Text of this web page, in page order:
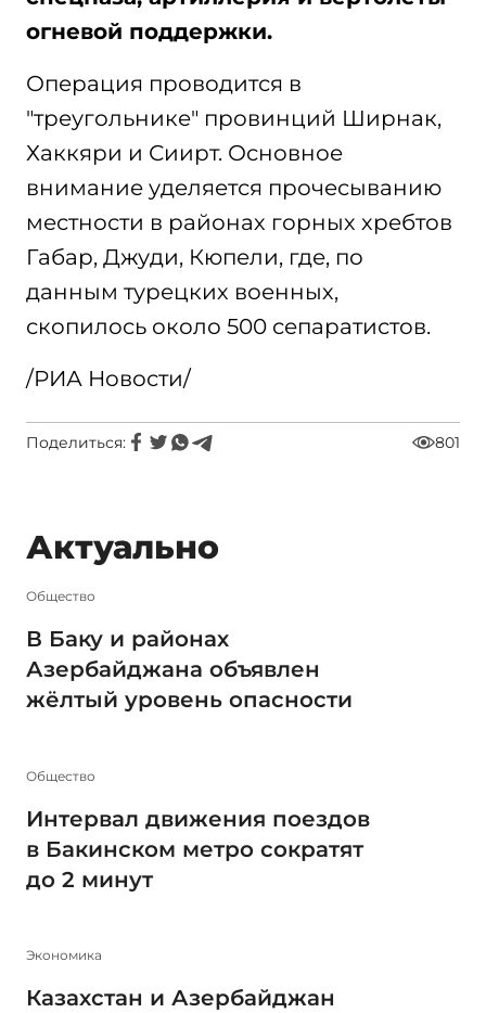
огневой поддержки.
Операция проводится в
"треугольнике" провинций Ширнак,
Хаккяри и Сиирт. Основное
внимание уделяется прочесыванию
местности в районах горных хребтов
Габар, Джуди, Кюпели, где, по
данным турецких военных,
скопилось около 500 сепаратистов.
/РИА Новости/
Поделиться: 801
Актуально
Общество
В Баку и районах
Азербайджана объявлен
жёлтый уровень опасности
Общество
Интервал движения поездов
в Бакинском метро сократят
до 2 минут
Экономика
Казахстан и Азербайджан